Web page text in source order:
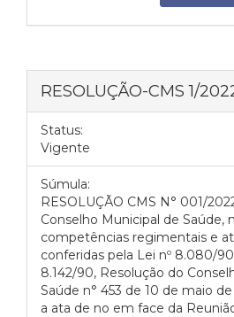
RESOLUÇÃO-CMS 1/
Status:
Vigente
Súmula:
RESOLUÇÃO CMS N° 001/
Conselho Municipal de Saúde,
competências regimentais e
conferidas pela Lei nº 8.080/
8.142/90, Resolução do
Saúde n° 453 de 10 de maio
a ata de no em face da